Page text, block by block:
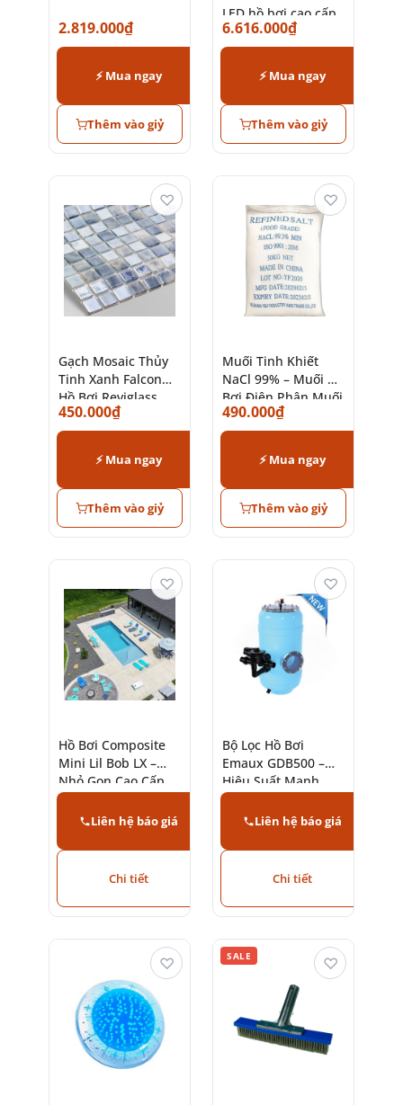
2.819.000₫
⚡ Mua ngay
Thêm vào giỷ
LED hồ bơi cao cấp
chính hãng
6.616.000₫
⚡ Mua ngay
Thêm vào giỷ
Gạch Mosaic Thủy
Tinh Xanh Falcon
Hồ Bơi Reviglass
Lumak
450.000₫
⚡ Mua ngay
Thêm vào giỷ
♡
Muối Tinh Khiết
NaCl 99% – Muối Hồ
Bơi Điện Phân Muối
490.000₫
⚡ Mua ngay
Thêm vào giỷ
♡
Hồ Bơi Composite
Mini Lil Bob LX –
Nhỏ Gọn Cao Cấp
Tinh Tế
Liên hệ báo giá
Chi tiết
♡
Bộ Lọc Hồ Bơi
Emaux GDB500 –
Hiệu Suất Mạnh
Mẽ, Bền Bỉ
Liên hệ báo giá
Chi tiết
♡
♡ SALE ♡